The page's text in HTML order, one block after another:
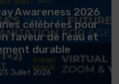
Awareness 2026
célébrées pour
faveur de l’eau et
durable
Juillet 2026